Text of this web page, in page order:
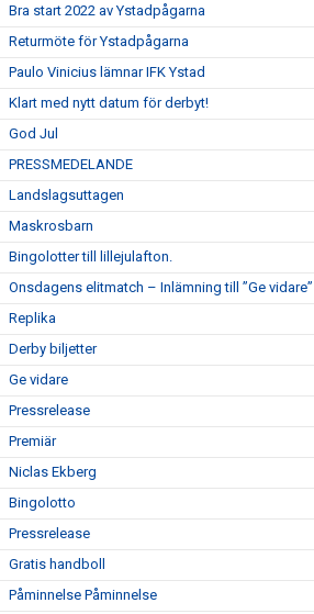
Bra start 2022 av Ystadpågarna
Returmöte för Ystadpågarna
Paulo Vinicius lämnar IFK Ystad
Klart med nytt datum för derbyt!
God Jul
PRESSMEDELANDE
Landslagsuttagen
Maskrosbarn
Bingolotter till lillejulafton.
Onsdagens elitmatch – Inlämning till ”Ge vidare”
Replika
Derby biljetter
Ge vidare
Pressrelease
Premiär
Niclas Ekberg
Bingolotto
Pressrelease
Gratis handboll
Påminnelse Påminnelse